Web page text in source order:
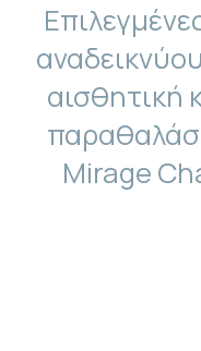
αισθητική
Mirage